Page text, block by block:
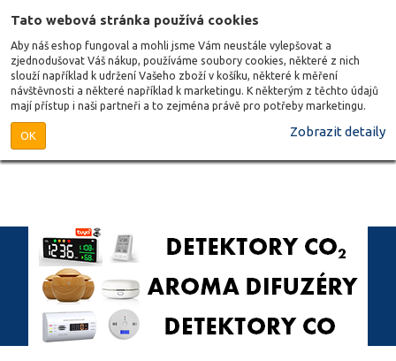
Tato webová stránka používá cookies
Aby náš eshop fungoval a mohli jsme Vám neustále vylepšovat a
zjednodušovat Váš nákup, používáme soubory cookies, některé z nich
slouží například k udržení Vašeho zboží v košíku, některé k měření
návštěvnosti a některé například k marketingu. K některým z těchto údajů
mají přístup i naši partneři a to zejména právě pro potřeby marketingu.
OK Zobrazit detaily